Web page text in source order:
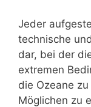
Jeder
technische
dar, bei der
extremen
die Ozeane
Möglichen zu